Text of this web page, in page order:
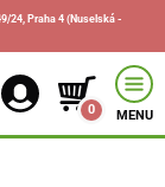
24, Praha 4 (Nuselská -
0 MENU